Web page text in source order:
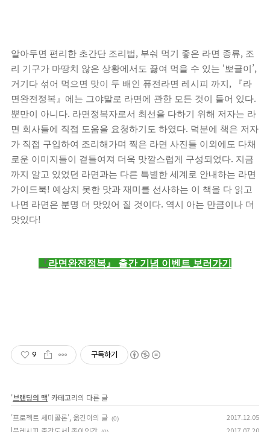
알아두면 편리한 초간단 조리법, 부숴 먹기 좋은 라면 종류, 조
리 기구가 마땅치 않은 상황에서도 끓여 먹을 수 있는 ‘뽀글이 ’,
거기다 섞어 먹으면 맛이 두 배인 퓨전라면 레시피 까지 , 『라
면완전정복 』 에는 그야말로 라면에 관한 모든 것이 들어 있다.
뿐만이 아니다. 라면정복자로서 최선을 다하기 위해 저자는 라
면 회사들에 직접 도움을 요청하기도 하였다. 덕분에 책은 저자
가 직접 구입하여 조리해가며 찍은 라면 사진들 이외에도 다채
로운 이미지들이 곁들여져 더욱 맛깔스럽게 구성되었다. 지금
까지 알고 있었던 라면과는 다른 특별한 세계로 안내하는 라면
가이드북! 예상치 못한 맛과 재미를 선사하는 이 책을 다 읽고
나면 라면은 분명 더 맛있어 질 것이다. 역시 아는 만큼이나 더
맛있다!
『라면완전정복 』 출간 기념 이벤트 보러가기
9 구독하기
'브랜딩의 맥' 카테고리의 다른 글
'프로젝트 세미콜론', 옮긴이의 글 (0) 2017.12.05